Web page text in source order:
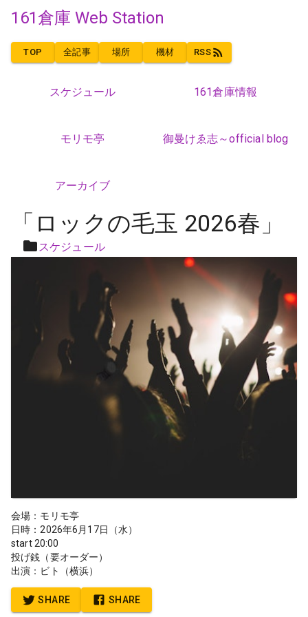
161倉庫 Web Station
TOP 全記事 場所 機材 RSS
スケジュール 161倉庫情報
モリモ亭 御曼けゑ志～official blog
アーカイブ
「ロックの毛玉 2026春」
スケジュール
会場：モリモ亭
日時：2026年6月17日（水）
start 20:00
投げ銭（要オーダー）
出演：ビト（横浜）
SHARE SHARE